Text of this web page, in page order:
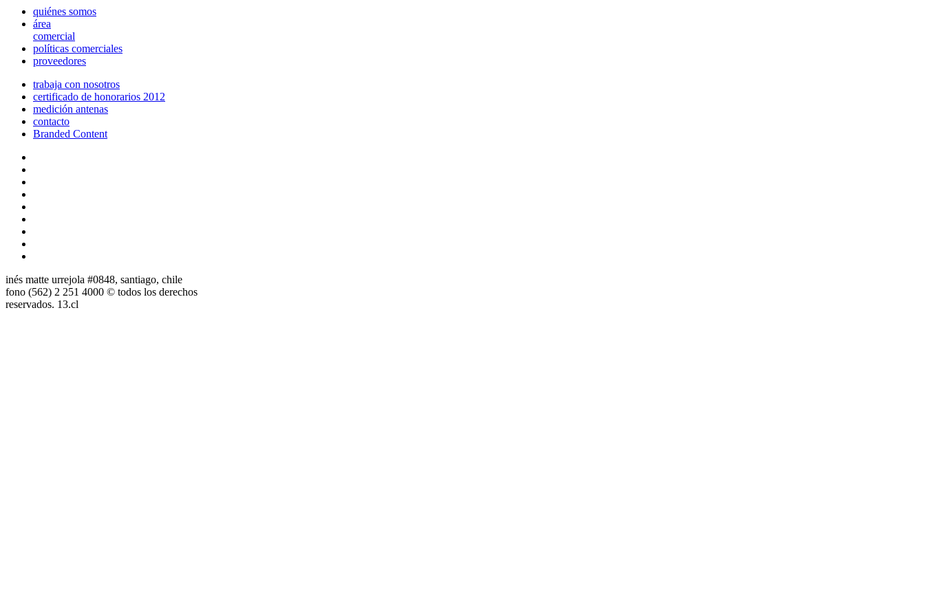
quiénes somos
área
comercial
políticas comerciales
proveedores
trabaja con nosotros
certificado de honorarios 2012
medición antenas
contacto
Branded Content
inés matte urrejola #0848, santiago, chile
fono (562) 2 251 4000 © todos los derechos
reservados. 13.cl